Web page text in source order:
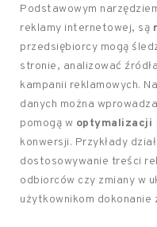
Podstawowym
reklamy internetowej, są
przedsiębiorcy mogą
stronie, analizować
kampanii reklamowych.
danych można
pomogą w optymalizacji
konwersji. Przykłady
dostosowywanie treści
odbiorców czy zmiany w
użytkownikom dokonanie